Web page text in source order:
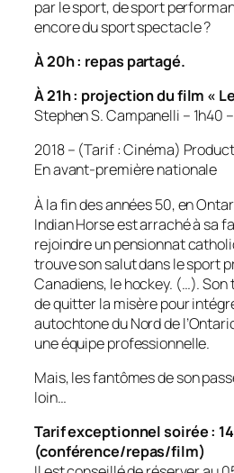
par le sport, de sport
encore du sport spectacle ?
À 20h : repas partagé.
À 21h : projection du film «
Stephen S. Campanelli – 1h40
2018 – (Tarif : Cinéma)
En avant-première nationale
À la fin des années 50, en
Indian Horse est arraché à sa
rejoindre un pensionnat
trouve son salut dans le sport
Canadiens, le hockey. (…).
de quitter la misère pour
autochtone du Nord de
une équipe professionnelle.
Mais, les fantômes de son
loin…
Tarif exceptionnel soirée :
(conférence/repas/film)